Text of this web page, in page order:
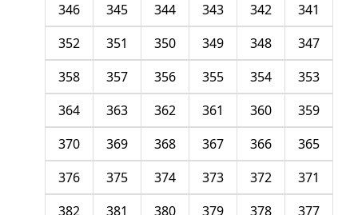
341
342
343
344
345
346
347
348
349
350
351
352
353
354
355
356
357
358
359
360
361
362
363
364
365
366
367
368
369
370
371
372
373
374
375
376
377
378
379
380
381
382